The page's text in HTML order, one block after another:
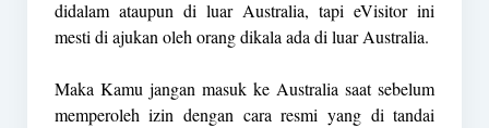
didalam ataupun di luar Australia, tapi eVisitor ini
mesti di ajukan oleh orang dikala ada di luar Australia.
Maka Kamu jangan masuk ke Australia saat sebelum
memperoleh izin dengan cara resmi yang di tandai